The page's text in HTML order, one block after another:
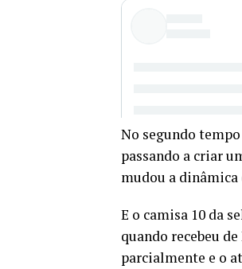
No segundo
passando a criar
mudou a
E o camisa 10 da
quando recebeu
parcialmente e o